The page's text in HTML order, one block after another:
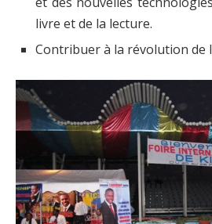
livre et de la lecture.
Contribuer à la révolution de